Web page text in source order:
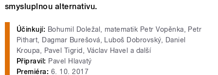
smysluplnou alternativu.
Účinkují: Bohumil Doležal, matematik Petr Vopěnka, Petr
Pithart, Dagmar Burešová, Luboš Dobrovský, Daniel
Kroupa, Pavel Tigrid, Václav Havel a další
Připravil: Pavel Hlavatý
Premiéra: 6. 10. 2017